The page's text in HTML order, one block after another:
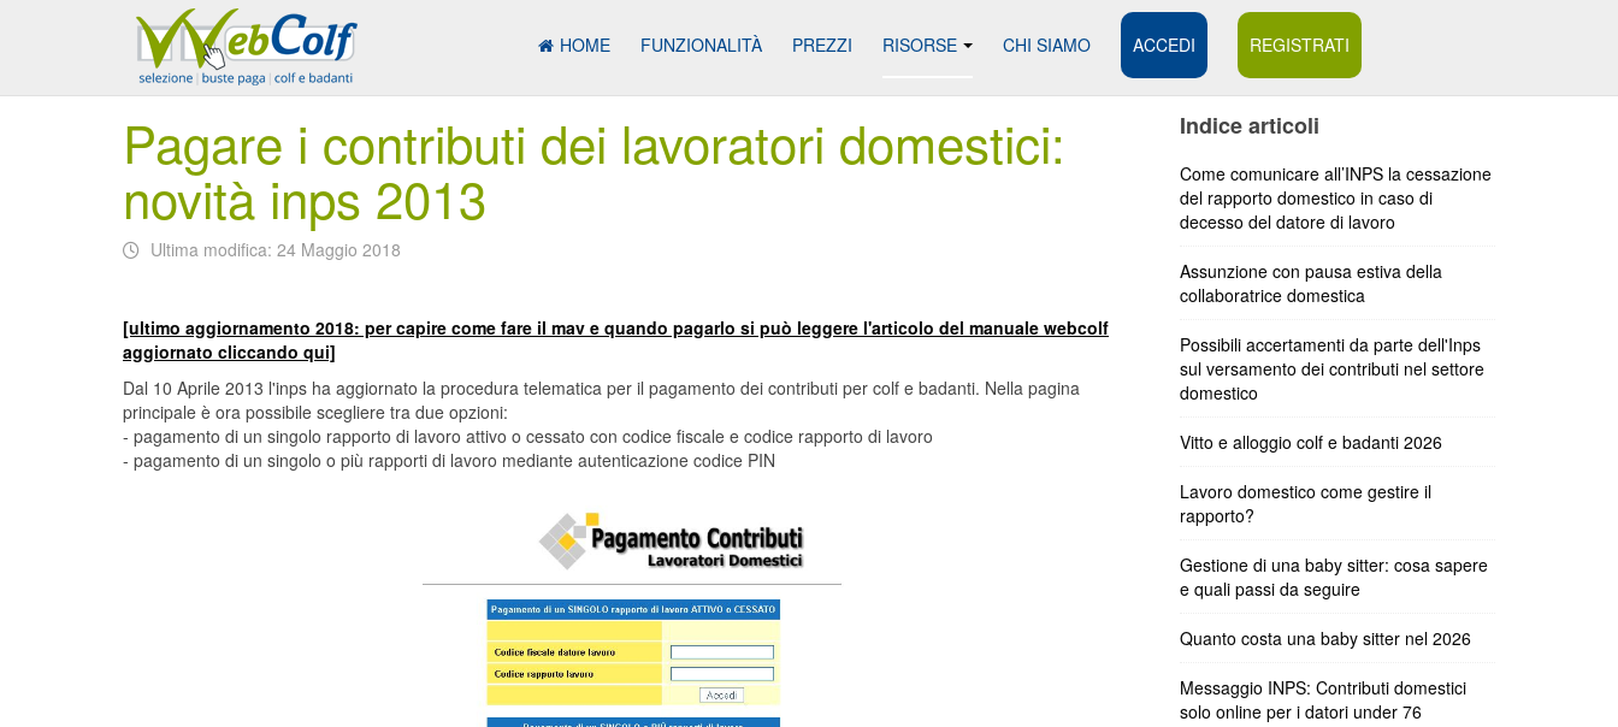
HOME FUNZIONALITÀ PREZZI RISORSE CHI SIAMO ACCEDI REGISTRATI
Pagare i contributi dei lavoratori domestici:
novità inps 2013
Ultima modifica: 24 Maggio 2018
[ultimo aggiornamento 2018: per capire come fare il mav e quando pagarlo si può leggere l'articolo del manuale webcolf
aggiornato cliccando qui]
Dal 10 Aprile 2013 l'inps ha aggiornato la procedura telematica per il pagamento dei contributi per colf e badanti. Nella pagina
principale è ora possibile scegliere tra due opzioni:
- pagamento di un singolo rapporto di lavoro attivo o cessato con codice fiscale e codice rapporto di lavoro
- pagamento di un singolo o più rapporti di lavoro mediante autenticazione codice PIN
Indice articoli
Come comunicare all’INPS la cessazione
del rapporto domestico in caso di
decesso del datore di lavoro
Assunzione con pausa estiva della
collaboratrice domestica
Possibili accertamenti da parte dell'Inps
sul versamento dei contributi nel settore
domestico
Vitto e alloggio colf e badanti 2026
Lavoro domestico come gestire il
rapporto?
Gestione di una baby sitter: cosa sapere
e quali passi da seguire
Quanto costa una baby sitter nel 2026
Messaggio INPS: Contributi domestici
solo online per i datori under 76